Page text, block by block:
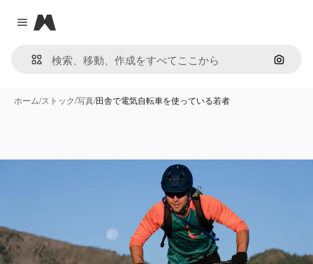
Close menu
Magnific
画像で
ホーム/ストック/写真/田舎で電気自転車を使っている若者